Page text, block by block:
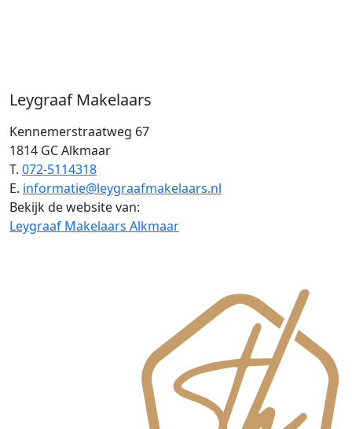
Leygraaf Makelaars
Kennemerstraatweg 67
1814 GC Alkmaar
T. 072-5114318
E. informatie@leygraafmakelaars.nl
Bekijk de website van:
Leygraaf Makelaars Alkmaar